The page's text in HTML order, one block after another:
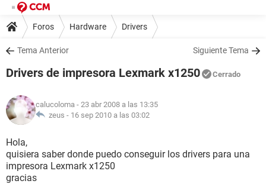
Foros Hardware Drivers
Tema Anterior Siguiente Tema
Drivers de impresora Lexmark x1250 Cerrado
calucoloma - 23 abr 2008 a las 13:35
zeus - 16 sep 2010 a las 03:02
Hola,
quisiera saber donde puedo conseguir los drivers para una
impresora Lexmark x1250
gracias